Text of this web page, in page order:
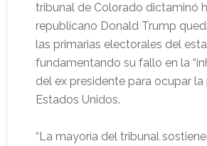
tribunal de Colorado dictaminó
republicano Donald Trump
las primarias electorales del
fundamentando su fallo en la
del ex presidente para ocupar
Estados Unidos.
“La mayoría del tribunal